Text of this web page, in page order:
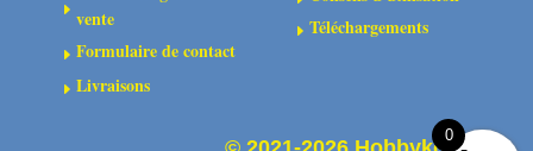
E vente
EFormulaire de contact
ELivraisons
E Téléchargements
0